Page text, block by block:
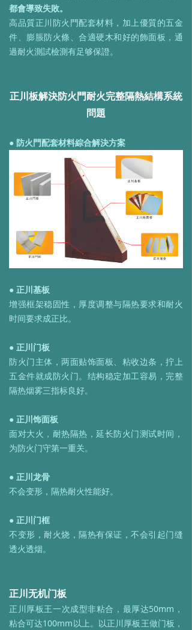
都會導致失敗。
高品質正川防火門配套材料，加上優質的五金
件、膨脹防火條、合適硬木和好的飾面板，通
過耐火測試檢測有足够保證。
正川板解決防火門耐火完整隔熱結構系統
問題
● 防火門配套材料綜合解決方案
● 正川基板
增强框架稳固性，厚度调整与隔热要求和耐火
时间要求成正比。
● 正川门板
防火门主体，两面贴饰面板、粘收边条，拧上
五金件就成防火门。结构稳定加工容易，完整
隔热烟雾三指标良好。
● 正川饰面板
面对大火，耐热隔热，延长防火门测试时间，
为防火门守第一重关。
● 正川龙骨
不会变形，隔热耐火性能好。
● 正川门框
不变形，耐火烧，隔热有保证，不会引起门缝
透火透烟。
正川无机门板
正川厚板王一次成型非粘合，最厚达50mm，
粘合可达100mm以上。以正川厚板王做门板，